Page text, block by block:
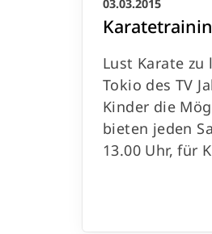
03.03.2015
Lust Karate zu
Tokio des TV
Kinder die
bieten jeden
13.00 Uhr, für